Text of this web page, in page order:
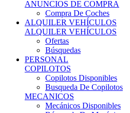
ANUNCIOS DE COMPRA
Compra De Coches
ALQUILER VEHÍCULOS
ALQUILER VEHÍCULOS
Ofertas
Búsquedas
PERSONAL
COPILOTOS
Copilotos Disponibles
Busqueda De Copilotos
MECANICOS
Mecánicos Disponibles